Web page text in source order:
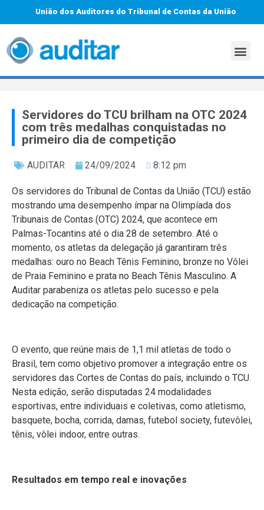
União dos Auditores do Tribunal de Contas da União
Servidores do TCU brilham na OTC 2024
com três medalhas conquistadas no
primeiro dia de competição
AUDITAR 24/09/2024 8:12 pm
Os servidores do Tribunal de Contas da União (TCU) estão
mostrando uma desempenho ímpar na Olimpíada dos
Tribunais de Contas (OTC) 2024, que acontece em
Palmas-Tocantins até o dia 28 de setembro. Até o
momento, os atletas da delegação já garantiram três
medalhas: ouro no Beach Tênis Feminino, bronze no Vôlei
de Praia Feminino e prata no Beach Tênis Masculino. A
Auditar parabeniza os atletas pelo sucesso e pela
dedicação na competição.
O evento, que reúne mais de 1,1 mil atletas de todo o
Brasil, tem como objetivo promover a integração entre os
servidores das Cortes de Contas do país, incluindo o TCU.
Nesta edição, serão disputadas 24 modalidades
esportivas, entre individuais e coletivas, como atletismo,
basquete, bocha, corrida, damas, futebol society, futevôlei,
tênis, vôlei indoor, entre outras.
Resultados em tempo real e inovações